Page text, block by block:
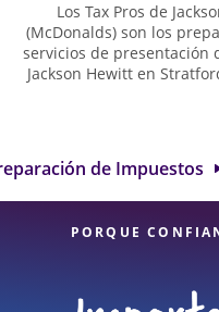
Los Tax Pros de
(McDonalds) son ​​los
servicios de presentación
Jackson Hewitt en
sus preguntas sobre
impuestos más grande.
de Jackson Hewitt
profesionales de
de Impuestos
PORQUE